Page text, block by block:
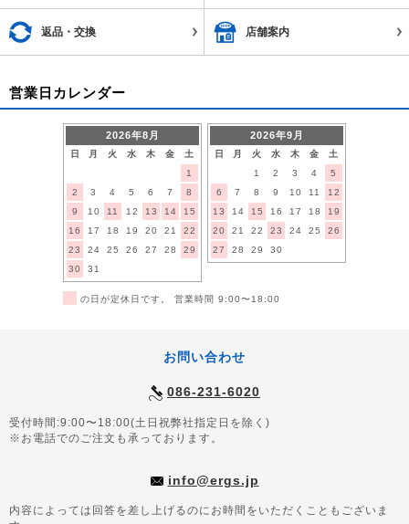
返品・交換 店舗案内
営業日カレンダー
2026年8月
日 月 火 水 木 金
土
1
2
3 4 5 6 7
8
9
10 11 12 13 14
15
16
17 18 19 20 21
22
23
24 25 26 27 28
29
30
31
2026年9月
日 月 火 水 木 金
土
1
2 3 4
5
6
7 8 9 10 11
12
13
14 15 16 17 18
19
20
21 22 23 24 25
26
27
28 29 30
の日が定休日です。 営業時間 9:00〜18:00
お問い合わせ
086-231-6020
受付時間:9:00〜18:00(土日祝弊社指定日を除く)
※お電話でのご注文も承っております。
info@ergs.jp
内容によっては回答を差し上げるのにお時間をいただくこともございま